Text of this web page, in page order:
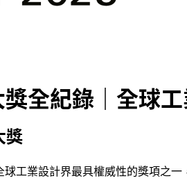
全紀錄｜全球
獎
工業設計界最具權威性的獎項之